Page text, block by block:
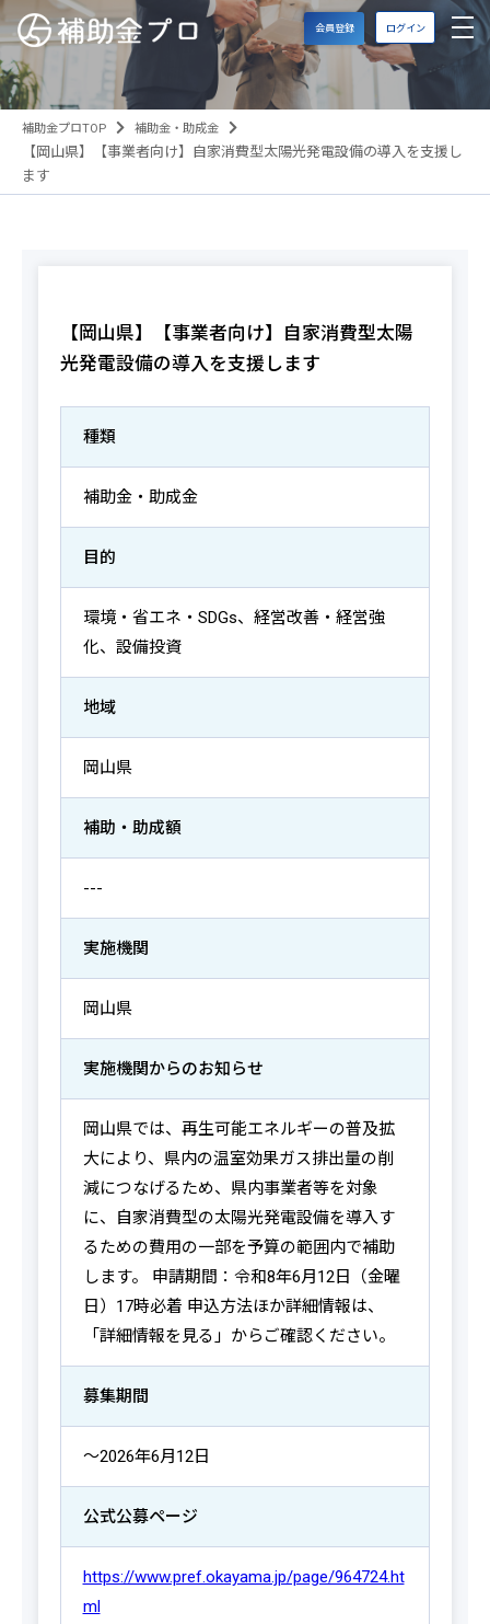
会員登録 ログイン
補助金プロTOP 補助金・助成金
【岡山県】【事業者向け】自家消費型太陽光発電設備の導入を支援し
ます
【岡山県】【事業者向け】自家消費型太陽
光発電設備の導入を支援します
種類
補助金・助成金
目的
環境・省エネ・SDGs、経営改善・経営強
化、設備投資
地域
岡山県
補助・助成額
---
実施機関
岡山県
実施機関からのお知らせ
岡山県では、再生可能エネルギーの普及拡
大により、県内の温室効果ガス排出量の削
減につなげるため、県内事業者等を対象
に、自家消費型の太陽光発電設備を導入す
るための費用の一部を予算の範囲内で補助
します。 申請期間：令和8年6月12日（金曜
日）17時必着 申込方法ほか詳細情報は、
「詳細情報を見る」からご確認ください。
募集期間
～2026年6月12日
公式公募ページ
https://www.pref.okayama.jp/page/964724.ht
ml